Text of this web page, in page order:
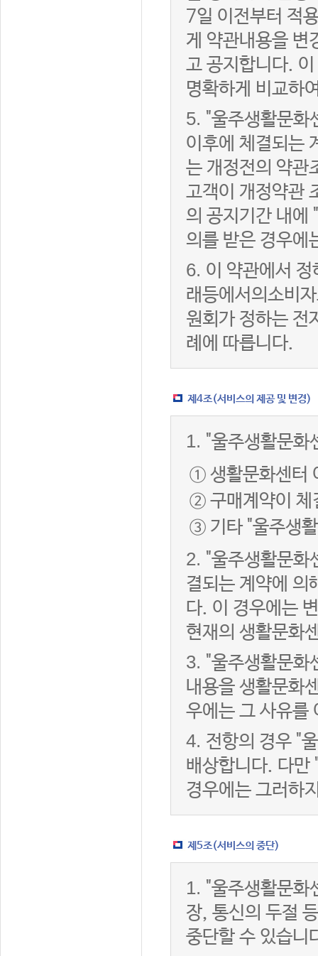
7일 이전부터 적
게 약관내용을 변
고 공지합니다.
명확하게 비교하
5. "울주생활문화
이후에 체결되는
는 개정전의 약관
고객이 개정약관
의 공지기간 내에
의를 받은 경우에
6. 이 약관에서
래등에서의소비
원회가 정하는 전
례에 따릅니다.
제4조(서비스의 제공 및 변경)
1. "울주생활문화
① 생활문화센터
② 구매계약이 체
③ 기타 "울주생
2. "울주생활문화
결되는 계약에 의
다. 이 경우에는
현재의 생활문화
3. "울주생활문화
내용을 생활문화
우에는 그 사유를
4. 전항의 경우 "
배상합니다. 다만
경우에는 그러하
제5조(서비스의 중단)
1. "울주생활문화
장, 통신의 두절
중단할 수 있습니